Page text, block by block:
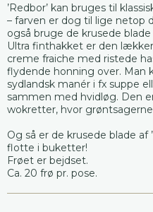
’Redbor’ kan bruges til
– farven er dog til lige netop
også bruge de krusede
Ultra finthakket er den
creme fraiche med ristede
flydende honning over. Man
sydlandsk manér i fx suppe
sammen med hvidløg. Den
wokretter, hvor
Og så er de krusede blade af
flotte i buketter!
Frøet er bejdset.
Ca. 20 frø pr. pose.